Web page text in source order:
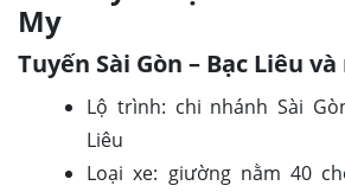
My
Tuyến Sài Gòn – Bạc Liêu
Lộ trình: chi nhánh Sài
Liêu
Loại xe: giường nằm 40